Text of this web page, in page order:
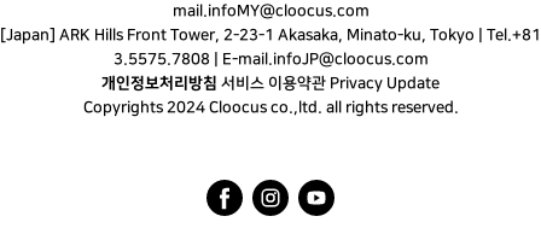
mail. infoMY@cloocus.com
[Japan] ARK Hills Front Tower, 2-23-1 Akasaka, Minato-ku, Tokyo | Tel.+81
3.5575.7808 | E-mail. infoJP@cloocus.com
개인정보처리방침 서비스 이용약관 Privacy Update
Copyrights 2024 Cloocus co.,ltd. all rights reserved.